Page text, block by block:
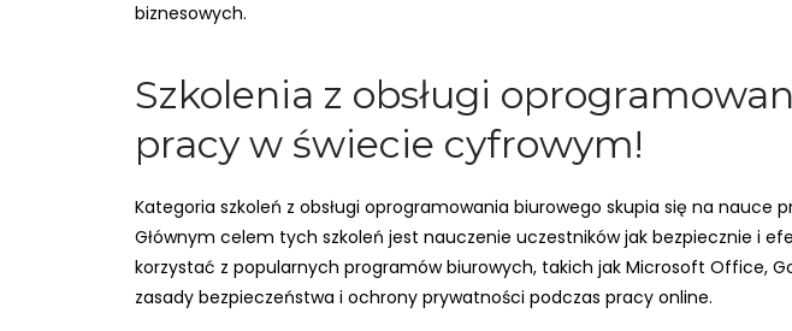
biznesowych.
Szkolenia z obsługi
pracy w świecie cyfrowym!
Kategoria szkoleń z obsługi oprogramowania biurowego skupia się na
Głównym celem tych szkoleń jest nauczenie uczestników jak bezpiecznie i
korzystać z popularnych programów biurowych, takich jak Microsoft Office,
zasady bezpieczeństwa i ochrony prywatności podczas pracy online.